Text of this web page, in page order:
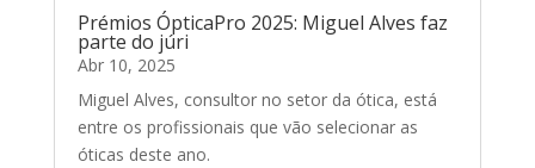
Prémios ÓpticaPro 2025: Miguel Alves faz
parte do júri
Abr 10, 2025
Miguel Alves, consultor no setor da ótica, está
entre os profissionais que vão selecionar as
óticas deste ano.